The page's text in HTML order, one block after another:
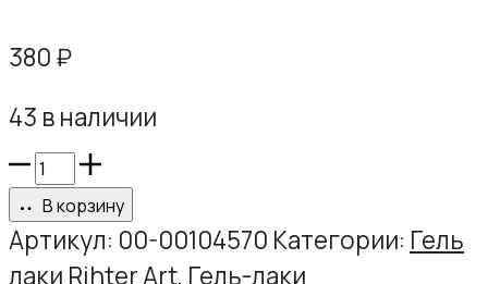
380₽
43 в наличии
Количество
товара
Гель-
лак
В корзину
Артикул: 00-00104570 Категории: Гель
лаки Rihter Art, Гель-лаки